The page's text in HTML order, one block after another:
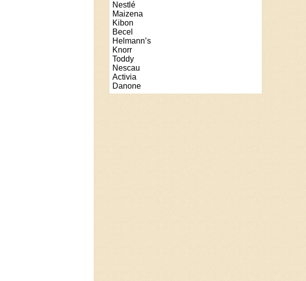
Nestlé
Maizena
Kibon
Becel
Helmann’s
Knorr
Toddy
Nescau
Activia
Danone